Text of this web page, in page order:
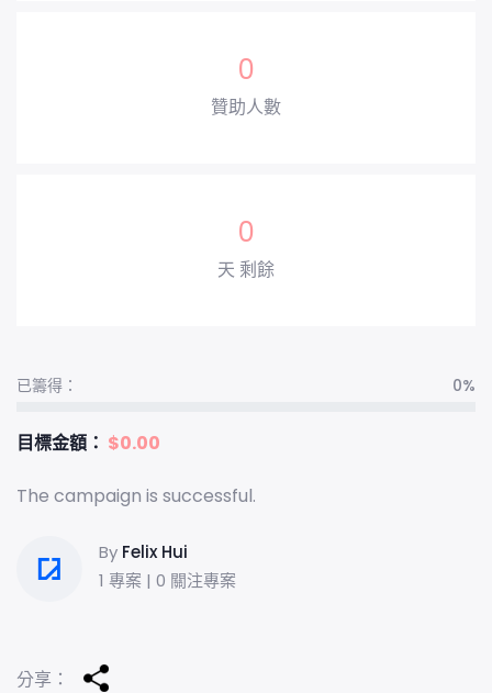
0
贊助人數
0
天 剩餘
已籌得： 0%
目標金額： $0.00
The campaign is successful.
By Felix Hui
1 專案 | 0 關注專案
分享：